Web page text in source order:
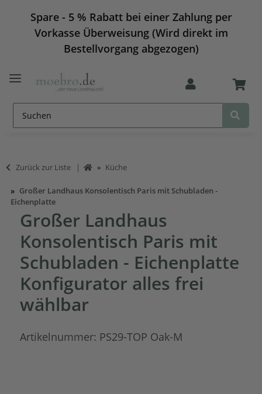
Spare - 5 % Rabatt bei einer Zahlung per
Vorkasse Überweisung (Wird direkt im
Bestellvorgang abgezogen)
Zurück zur Liste Küche
Großer Landhaus Konsolentisch Paris mit Schubladen -
Eichenplatte
Großer Landhaus
Konsolentisch Paris mit
Schubladen - Eichenplatte
Konfigurator alles frei
wählbar
Artikelnummer: PS29-TOP Oak-M